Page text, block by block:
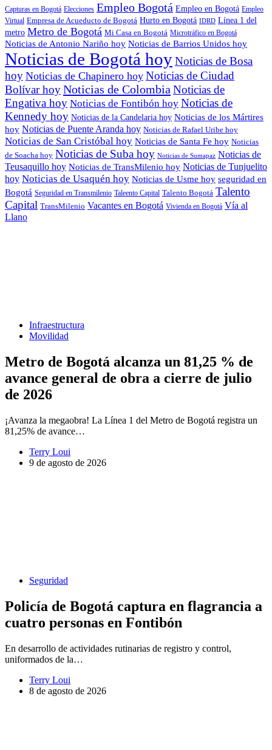
Capturas en Bogotá Elecciones Empleo Bogotá Empleo en Bogotá Empleo
Virtual Empresa de Acueducto de Bogotá Hurto en Bogotá IDRD Línea 1 del
metro Metro de Bogotá Mi Casa en Bogotá Microtráfico en Bogotá
Noticias de Antonio Nariño hoy Noticias de Barrios Unidos hoy
Noticias de Bogotá hoyNoticias de Bosa
hoy Noticias de Chapinero hoy Noticias de Ciudad
Bolívar hoyNoticias de Colombia Noticias de
Engativa hoy Noticias de Fontibón hoy Noticias de
Kennedy hoy Noticias de la Candelaria hoy Noticias de los Mártires
hoy Noticias de Puente Aranda hoy Noticias de Rafael Uribe hoy
Noticias de San Cristóbal hoy Noticias de Santa Fe hoy Noticias
de Soacha hoy Noticias de Suba hoy Noticias de Sumapaz Noticias de
Teusaquillo hoy Noticias de TransMilenio hoy Noticias de Tunjuelito
hoy Noticias de Usaquén hoy Noticias de Usme hoy seguridad en
Bogotá Seguridad en Transmilenio Taleento Capital Talento Bogotá Talento
Capital TransMilenio Vacantes en Bogotá Vivienda en Bogotá Vía al
Llano
Infraestructura
Movilidad
Metro de Bogotá alcanza un 81,25 % de
avance general de obra a cierre de julio
de 2026
¡Avanza la megaobra! La Línea 1 del Metro de Bogotá registra un
81,25% de avance…
Terry Loui
9 de agosto de 2026
Seguridad
Policía de Bogotá captura en flagrancia a
cuatro personas en Fontibón
En desarrollo de actividades rutinarias de registro y control,
uniformados de la…
Terry Loui
8 de agosto de 2026